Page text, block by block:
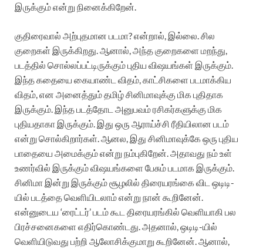
இருக்கும் என்று நினைக்கிறேன்.
குதிரைவால் அற்புதமான படமா? என்றால், இல்லை. சில
குறைகள் இருக்கிறது. ஆனால், அந்த குறைகளை மறந்து,
படத்தில் சொல்லப்பட்டிருக்கும் புதிய விஷயங்கள் இருக்கும்.
இந்த கதையை கையாண்ட விதம், காட்சிகளை படமாக்கிய
விதம், என அனைத்தும் தமிழ் சினிமாவுக்கு மிக புதிதாக
இருக்கும். இந்த படத்தோட அனுபவம் ரசிகர்களுக்கு மிக
புதியதாகா இருக்கும். இது ஒரு ஆராய்ச்சி ரீதியிலான படம்
என்று சொல்கிறார்கள். ஆனல, இது சினிமாவுக்கே ஒரு புதிய
பாதையை அமைக்கும் என்று நம்புகிறேன். அதாவது நம் உள்
உணர்வில் இருக்கும் விஷயங்களை பேசும் படமாக இருக்கும்.
சினிமா இன்று இருக்கும் சூழலில் திரையரங்கை விட ஒடிடி-
யில் படத்தை வெளியிடலாம் என்று நான் கூறினேன்.
என்னுடைய ‘ரைட்டர்’ படம் கூட திரையரங்கில் வெளியாகி பல
பிரச்சனைகளை எதிர்கொண்டது. அதனால், ஒடிடி-யில்
வெளியிடுவது பற்றி ஆலோசிக்குமாறு கூறினேன். ஆனால்,